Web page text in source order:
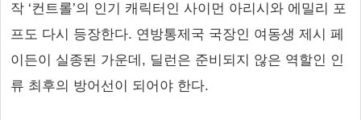
작 ‘컨트롤’의 인기 캐릭터인 사이먼 아리시와 에밀리 포
프도 다시 등장한다. 연방통제국 국장인 여동생 제시 페
이든이 실종된 가운데, 딜런은 준비되지 않은 역할인 인
류 최후의 방어선이 되어야 한다.